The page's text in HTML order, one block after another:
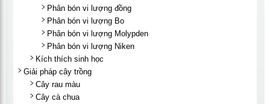
Phân bón vi lượng đồng
Phân bón vi lượng Bo
Phân bón vi lượng Molypden
Phân bón vi lượng Niken
Kích thích sinh học
Giải pháp cây trồng
Cây rau màu
Cây cà chua